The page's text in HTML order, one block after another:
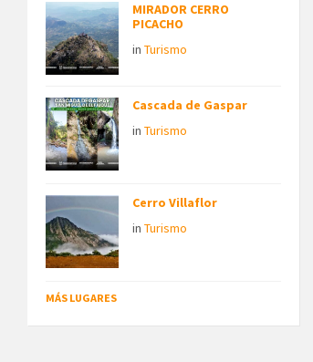
MIRADOR CERRO
PICACHO
in Turismo
Cascada de Gaspar
in Turismo
Cerro Villaflor
in Turismo
MÁS LUGARES